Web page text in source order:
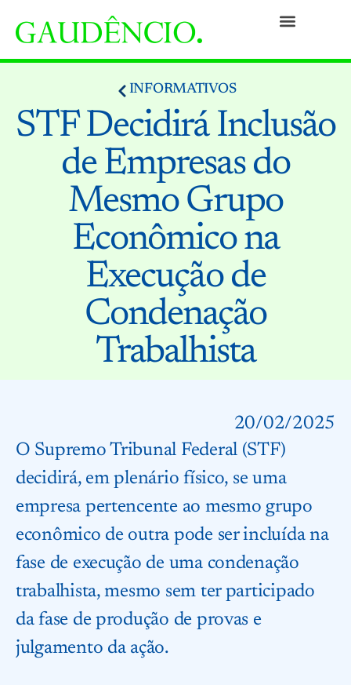
INFORMATIVOS
STF Decidirá Inclusão
de Empresas do
Mesmo Grupo
Econômico na
Execução de
Condenação
Trabalhista
20/02/2025
O Supremo Tribunal Federal (STF)
decidirá, em plenário físico, se uma
empresa pertencente ao mesmo grupo
econômico de outra pode ser incluída na
fase de execução de uma condenação
trabalhista, mesmo sem ter participado
da fase de produção de provas e
julgamento da ação.